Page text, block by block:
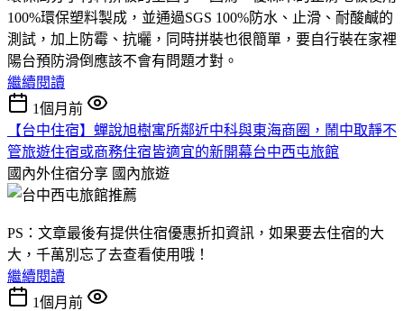
100%環保塑料製成，並通過SGS 100%防水、止滑、耐酸鹹的
測試，加上防霉、抗曬，同時拼裝也很簡單，要自行裝在家裡
陽台預防滑倒應該不會有問題才對。
繼續閱讀
1個月前
【台中住宿】蟬說旭樹寓所鄰近中科與東海商圈，鬧中取靜不
管旅遊住宿或商務住宿皆適宜的新開幕台中西屯旅館
國內外住宿分享 國內旅遊
PS：文章最後有提供住宿優惠折扣資訊，如果要去住宿的大
大，千萬別忘了去查看使用哦！
繼續閱讀
1個月前